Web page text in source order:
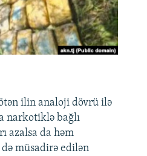
ilin analoji dövrü ilə
narkotiklə bağlı
azalsa da həm
də müsadirə edilən